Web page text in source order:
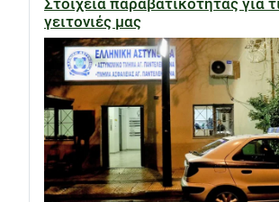
Στοιχεία παραβατικότητας για
γειτονιές μας